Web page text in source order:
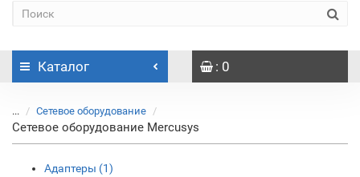
Каталог : 0
... Сетевое оборудование
Сетевое оборудование Mercusys
Адаптеры (1)